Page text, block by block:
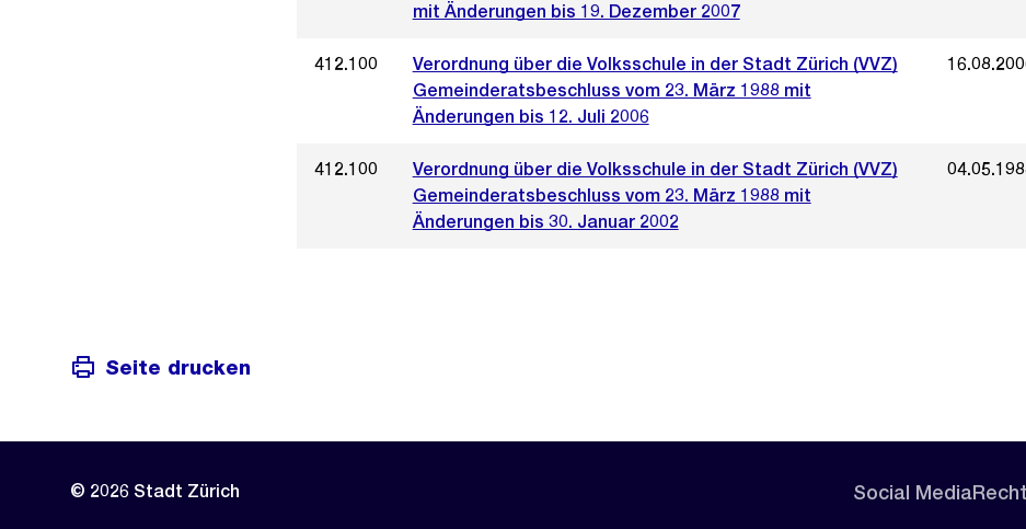
mit Änderungen bis 19. Dezember 2007
412.100
Verordnung über die Volksschule in der Stadt Zürich (VVZ)
Gemeinderatsbeschluss vom 23. März 1988 mit
Änderungen bis 12. Juli 2006
412.100
Verordnung über die Volksschule in der Stadt Zürich (VVZ)
Gemeinderatsbeschluss vom 23. März 1988 mit
Änderungen bis 30. Januar 2002
Seite drucken
© 2026 Stadt Zürich Social Media